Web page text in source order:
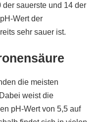
sauerste und 14 der
Wert der
sehr sauer ist.
die meisten
weist die
pH-Wert von 5,5 auf